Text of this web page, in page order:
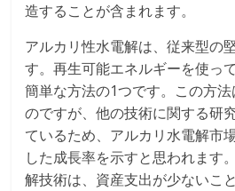
造することが含まれます。
アルカリ性水電解は、従来型の
す。再生可能エネルギーを使っ
簡単な方法の1つです。この方
のですが、他の技術に関する研
ているため、アルカリ水電解市
した成長率を示すと思われます
解技術は、資産支出が少ないこ